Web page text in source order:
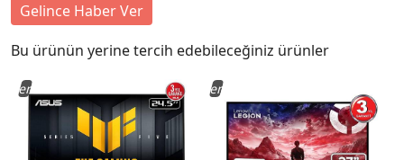
Gelince Haber Ver
Bu ürünün yerine tercih edebileceğiniz ürünler
Yeni Yeni